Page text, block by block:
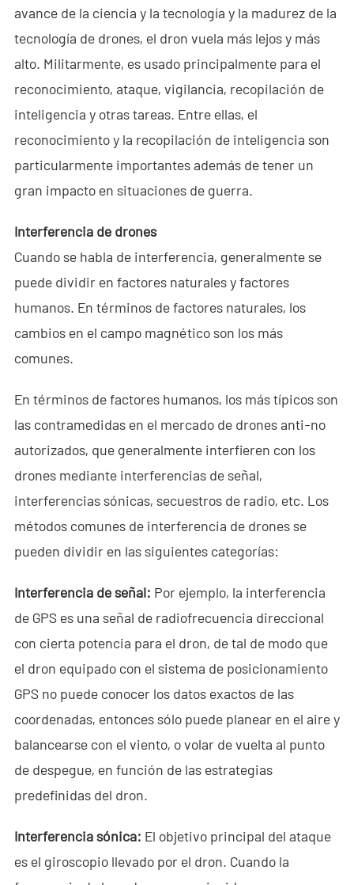
- - - ND-BD008 Jammer Direccional Anti-Dron de Banda
- - - ND-BD018 Jammer Direccional Anti-Dron de Banda
Completa
- - - ND-BO004 Jammer Omnidireccional Anti-Dron
- - Cámara Anti-Dron
- - - ND-BC011 Cámara de Rastreo Anti-Dron
- - Detector RF Anti-Dron
- - - ND-BR016 Detector RF Anti-Dron de Banda Completa
- - - ND-BR019 Detector RF Portátil Anti-Dron
- Sistema de Radar a Través de Paredes
- - ND-SV004 Sistema Portátil de Radar a Través de Paredes
- - ND-SV007 Sistema Portátil 2D de Radar a Través de
- - ND-SV009 Sistema Portátil de Radar 3D a Través de
- Sistema de Intercepción de Wi-Fi
- Robot de Seguridad Inteligente
- - ND-IR001 Perro Robótico Inteligente
avance de la ciencia y la tecnología y la madurez de la
tecnología de drones, el dron vuela más lejos y más
alto. Militarmente, es usado principalmente para el
reconocimiento, ataque, vigilancia, recopilación de
inteligencia y otras tareas. Entre ellas, el
reconocimiento y la recopilación de inteligencia son
particularmente importantes además de tener un
gran impacto en situaciones de guerra.
Interferencia de drones
Cuando se habla de interferencia, generalmente se
puede dividir en factores naturales y factores
humanos. En términos de factores naturales, los
cambios en el campo magnético son los más
comunes.
En términos de factores humanos, los más típicos son
las contramedidas en el mercado de drones anti-no
autorizados, que generalmente interfieren con los
drones mediante interferencias de señal,
interferencias sónicas, secuestros de radio, etc. Los
métodos comunes de interferencia de drones se
pueden dividir en las siguientes categorías:
Interferencia de señal: Por ejemplo, la interferencia
de GPS es una señal de radiofrecuencia direccional
con cierta potencia para el dron, de tal de modo que
el dron equipado con el sistema de posicionamiento
GPS no puede conocer los datos exactos de las
coordenadas, entonces sólo puede planear en el aire y
balancearse con el viento, o volar de vuelta al punto
de despegue, en función de las estrategias
predefinidas del dron.
Interferencia sónica: El objetivo principal del ataque
es el giroscopio llevado por el dron. Cuando la